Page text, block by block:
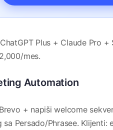
ChatGPT Plus + Claude Pro
mes.
Automation
+ napiši welcome
sa Persado/Phrasee.